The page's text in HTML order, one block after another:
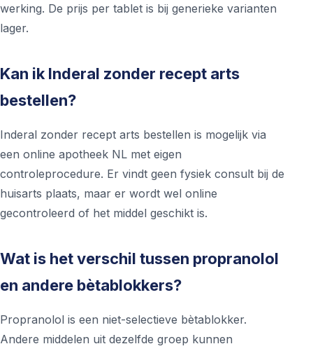
werking. De prijs per tablet is bij generieke varianten
lager.
Kan ik Inderal zonder recept arts
bestellen?
Inderal zonder recept arts bestellen is mogelijk via
een online apotheek NL met eigen
controleprocedure. Er vindt geen fysiek consult bij de
huisarts plaats, maar er wordt wel online
gecontroleerd of het middel geschikt is.
Wat is het verschil tussen propranolol
en andere bètablokkers?
Propranolol is een niet-selectieve bètablokker.
Andere middelen uit dezelfde groep kunnen